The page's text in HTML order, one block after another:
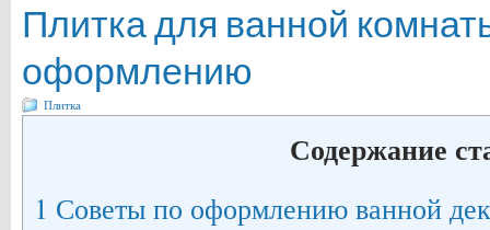
Плитка для ванной
оформлению
Плитка
Содержание
1 Советы по оформлению ванной